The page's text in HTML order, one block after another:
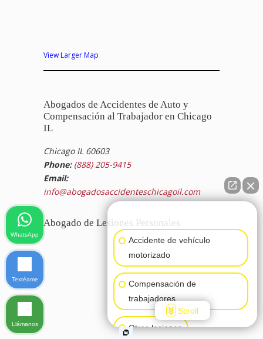
View Larger Map
Abogados de Accidentes de Auto y
Compensación al Trabajador en Chicago
IL
Chicago IL 60603
Phone: (888) 205-9415
Email:
info@abogadosaccidenteschicagoil.com
Abogado de Lesiones Personales
Accidente de vehículo
motorizado
Compensación de
trabajadores
Otras lesiones
Scroll
WhatsApp
Textéame
Llámanos